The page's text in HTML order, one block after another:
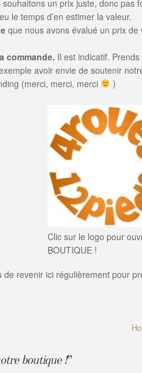
souhaitons un prix juste, donc pas
le temps d’en estimer la valeur.
que nous avons évalué un prix
commande. Il est indicatif.
avoir envie de soutenir
(merci, merci, merci
)
Clic sur le logo pour
BOUTIQUE !
de revenir ici régulièrement pour
boutique !”